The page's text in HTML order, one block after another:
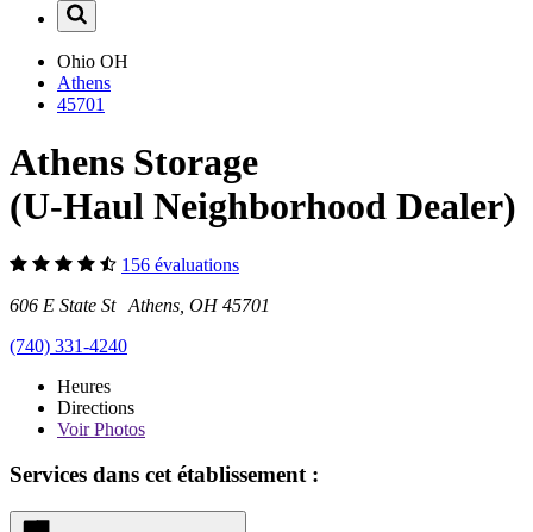
Ohio OH
Athens
45701
Athens Storage
(U-Haul Neighborhood Dealer)
156 évaluations
606 E State St Athens, OH 45701
(740) 331-4240
Heures
Directions
VoirPhotos
Services dans cet établissement :